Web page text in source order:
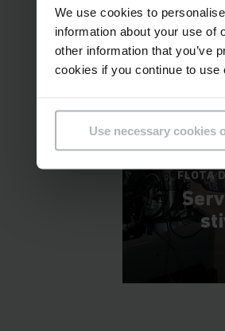
We use cookies to
information about your use of
other information that you’ve
cookies if you continue to use
Use necessary cookies
FLOTA